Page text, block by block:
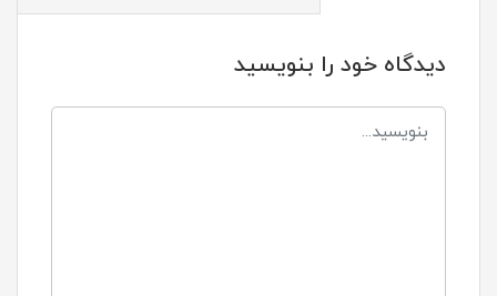
دیدگاه خود را بنویسید